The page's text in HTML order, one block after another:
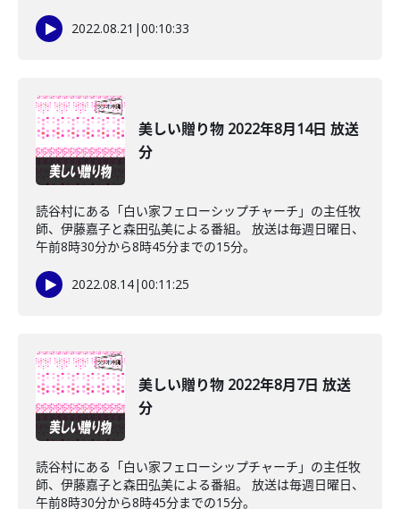
2022.08.21 |00:10:33
美しい贈り物 2022年8月14日 放送
分
読谷村にある「白い家フェローシップチャーチ」の主任牧
師、伊藤嘉子と森田弘美による番組。 放送は毎週日曜日、
午前8時30分から8時45分までの15分。
2022.08.14|00:11:25
美しい贈り物 2022年8月7日 放送
分
読谷村にある「白い家フェローシップチャーチ」の主任牧
師、伊藤嘉子と森田弘美による番組。 放送は毎週日曜日、
午前8時30分から8時45分までの15分。